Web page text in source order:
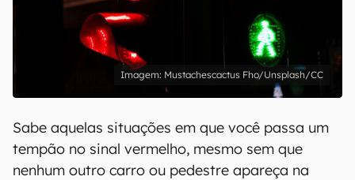
Mustachescactus Fho/Unsplash/CC
Sabe aquelas situações em que você passa um
tempão no sinal vermelho, mesmo sem que
nenhum outro carro ou pedestre apareça na